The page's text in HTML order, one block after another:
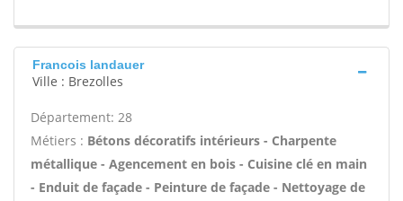
Francois landauer
Ville : Brezolles
Département: 28
Métiers : Bétons décoratifs intérieurs - Charpente
métallique - Agencement en bois - Cuisine clé en main
- Enduit de façade - Peinture de façade - Nettoyage de